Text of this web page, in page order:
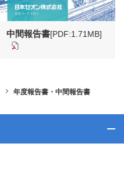
年度報告書・中間報告書
中間報告書[PDF:1.71MB]